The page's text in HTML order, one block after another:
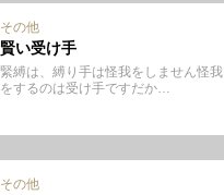
その他
賢い受け手
緊縛は、縛り手は怪我をしません怪我
をするのは受け手ですだか…
その他